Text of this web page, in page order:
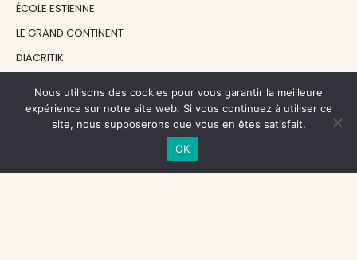
ÉCOLE ESTIENNE
LE GRAND CONTINENT
DIACRITIK
NOS SOUTIENS
CENTRE NATIONAL DU LIVRE
Nous utilisons des cookies pour vous garantir la meilleure
expérience sur notre site web. Si vous continuez à utiliser ce
site, nous supposerons que vous en êtes satisfait.
OK